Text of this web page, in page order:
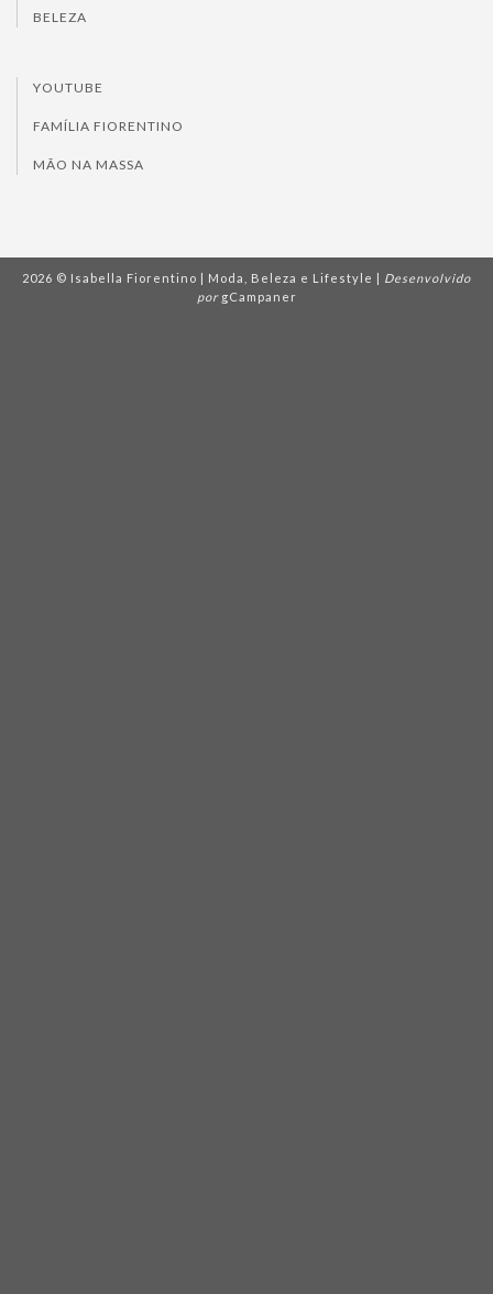
BELEZA
YOUTUBE
FAMÍLIA FIORENTINO
MÃO NA MASSA
2026 © Isabella Fiorentino | Moda, Beleza e Lifestyle | Desenvolvido
por gCampaner